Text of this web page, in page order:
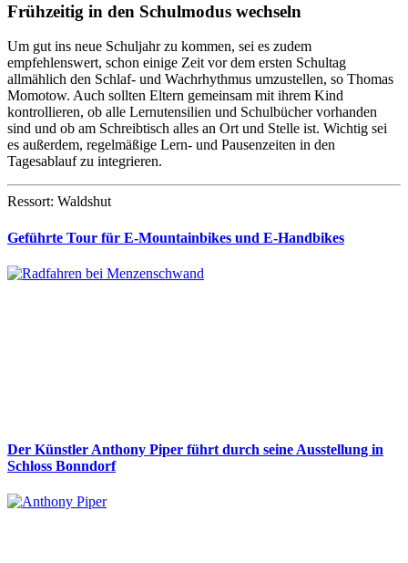
Frühzeitig in den Schulmodus wechseln
Um gut ins neue Schuljahr zu kommen, sei es zudem
empfehlenswert, schon einige Zeit vor dem ersten Schultag
allmählich den Schlaf- und Wachrhythmus umzustellen, so Thomas
Momotow. Auch sollten Eltern gemeinsam mit ihrem Kind
kontrollieren, ob alle Lernutensilien und Schulbücher vorhanden
sind und ob am Schreibtisch alles an Ort und Stelle ist. Wichtig sei
es außerdem, regelmäßige Lern- und Pausenzeiten in den
Tagesablauf zu integrieren.
Ressort: Waldshut
Geführte Tour für E-Mountainbikes und E-Handbikes
Der Künstler Anthony Piper führt durch seine Ausstellung in
Schloss Bonndorf